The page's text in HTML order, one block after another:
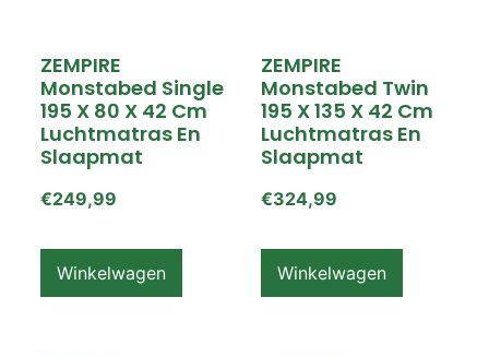
ZEMPIRE
Monstabed Single
195 X 80 X 42 Cm
Luchtmatras En
Slaapmat
€249,99
Winkelwagen
ZEMPIRE
Monstabed Twin
195 X 135 X 42 Cm
Luchtmatras En
Slaapmat
€324,99
Winkelwagen